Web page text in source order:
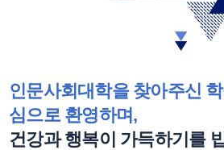
인문사회대학을 찾아주신
심으로 환영하며,
건강과 행복이 가득하기를